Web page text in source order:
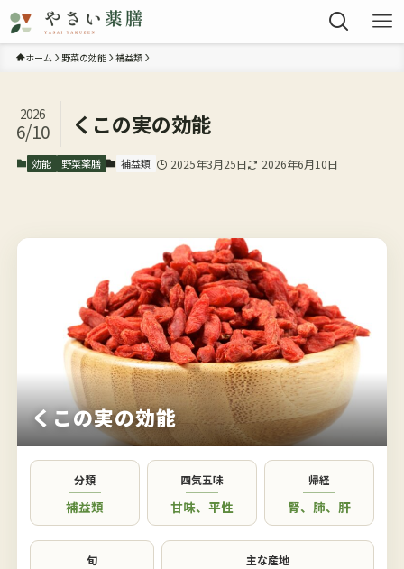
ホーム 野菜の効能 補益類
くこの実の効能
2026
6/10
効能 野菜薬膳 補益類 2025年3月25日 2026年6月10日
くこの実の効能
分類
補益類
四気五味
甘味、 平性
帰経
腎、 肺、 肝
旬 主な産地